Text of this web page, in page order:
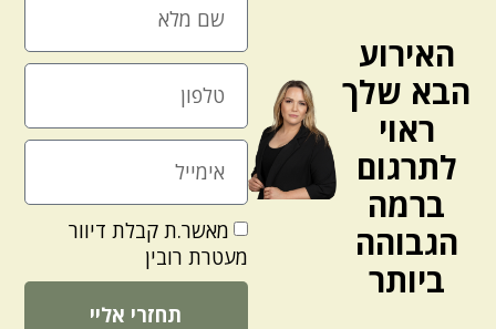
האירוע
הבא שלך
ראוי
לתרגום
ברמה
הגבוהה
ביותר
מאשר.ת קבלת דיוור
מעטרת רובין
תחזרי אליי